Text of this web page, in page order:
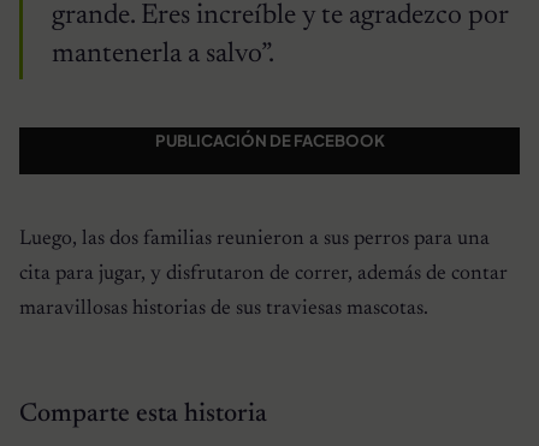
grande. Eres increíble y te agradezco por
mantenerla a salvo”.
PUBLICACIÓN DE FACEBOOK
Luego, las dos familias reunieron a sus perros para una
cita para jugar, y disfrutaron de correr, además de contar
maravillosas historias de sus traviesas mascotas.
Comparte esta historia